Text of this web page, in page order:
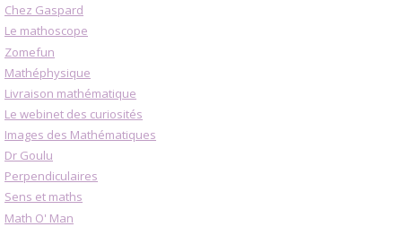
Chez Gaspard
Le mathoscope
Zomefun
Mathéphysique
Livraison mathématique
Le webinet des curiosités
Images des Mathématiques
Dr Goulu
Perpendiculaires
Sens et maths
Math O' Man